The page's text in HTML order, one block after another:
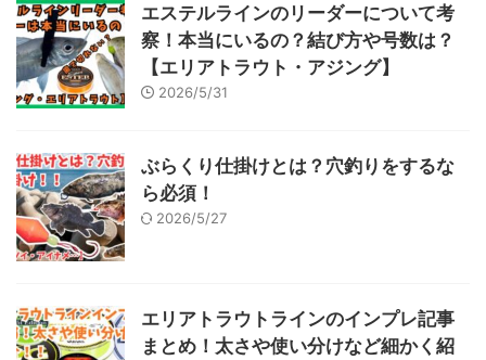
エステルラインのリーダーについて考
察！本当にいるの？結び方や号数は？
【エリアトラウト・アジング】
2026/5/31
ぶらくり仕掛けとは？穴釣りをするな
ら必須！
2026/5/27
エリアトラウトラインのインプレ記事
まとめ！太さや使い分けなど細かく紹